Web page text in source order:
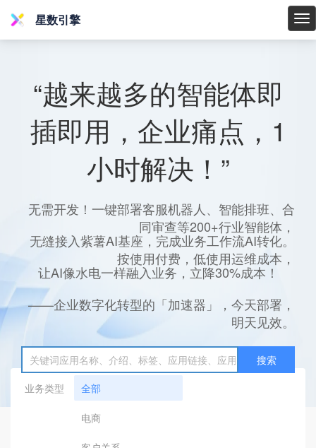
星
星数引擎
“越来越多的智能体即
插即用，企业痛点，1
小时解决！”
无需开发！一键部署客服机器人、智能排班、合
同审查等200+行业智能体，
无缝接入紫薯AI基座，完成业务工作流AI转化。
按使用付费，低使用运维成本，
让AI像水电一样融入业务，立降30%成本！
——企业数字化转型的「加速器」，今天部署，
明天见效。
搜索
业务类型
全部
电商